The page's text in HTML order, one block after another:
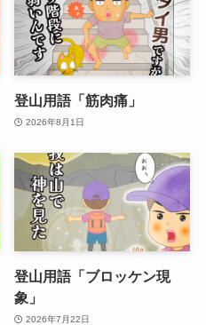
登山用語「筋肉痛」
2026年8月1日
登山用語「ブロッケン現
象」
2026年7月22日